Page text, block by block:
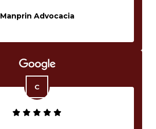
Manprin Advocacia